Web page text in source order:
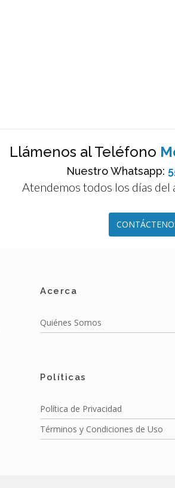
Llámenos al Teléfono
Nuestro Whatsapp:
Atendemos todos los días del
Acerca
Quiénes Somos
Políticas
Política de Privacidad
Términos y Condiciones de Uso